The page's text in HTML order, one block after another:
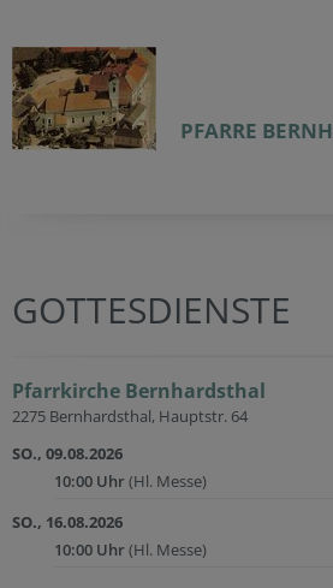
PFARRE
GOTTESDIENSTE
Pfarrkirche Bernhardsthal
2275 Bernhardsthal, Hauptstr. 64
SO., 09.08.2026
10:00 Uhr(Hl. Messe)
SO., 16.08.2026
10:00 Uhr(Hl. Messe)